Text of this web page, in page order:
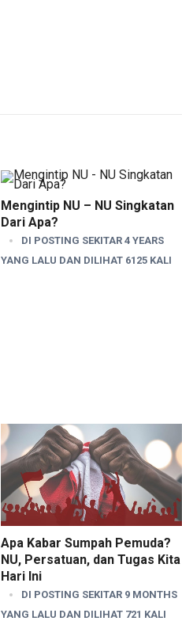
Mengintip NU – NU Singkatan
Dari Apa?
DI POSTING SEKITAR 4 YEARS
YANG LALU DAN DILIHAT 6125 KALI
Apa Kabar Sumpah Pemuda?
NU, Persatuan, dan Tugas Kita
Hari Ini
DI POSTING SEKITAR 9 MONTHS
YANG LALU DAN DILIHAT 721 KALI